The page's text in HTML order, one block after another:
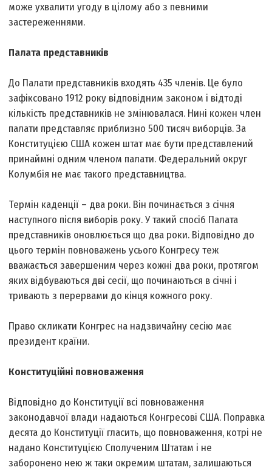
може ухвалити угоду в цілому або з певними
застереженнями.
Палата представників
До Палати представників входять 435 членів. Це було
зафіксовано 1912 року відповідним законом і відтоді
кількість представників не змінювалася. Нині кожен член
палати представляє приблизно 500 тисяч виборців. За
Конституцією США кожен штат має бути представлений
принаймні одним членом палати. Федеральний округ
Колумбія не має такого представництва.
Термін каденції – два роки. Він починається з січня
наступного після виборів року. У такий спосіб Палата
представників оновлюється що два роки. Відповідно до
цього термін повноважень усього Конгресу теж
вважається завершеним через кожні два роки, протягом
яких відбуваються дві сесії, що починаються в січні і
тривають з перервами до кінця кожного року.
Право скликати Конгрес на надзвичайну сесію має
президент країни.
Конституційні повноваження
Відповідно до Конституції всі повноваження
законодавчої влади надаються Конгресові США. Поправка
десята до Конституції гласить, що повноваження, котрі не
надано Конституцією Сполученим Штатам і не
заборонено нею ж таки окремим штатам, залишаються